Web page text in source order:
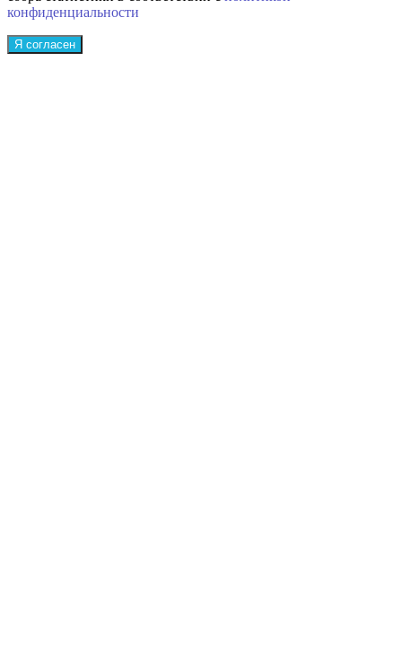
конфиденциальности
Я согласен